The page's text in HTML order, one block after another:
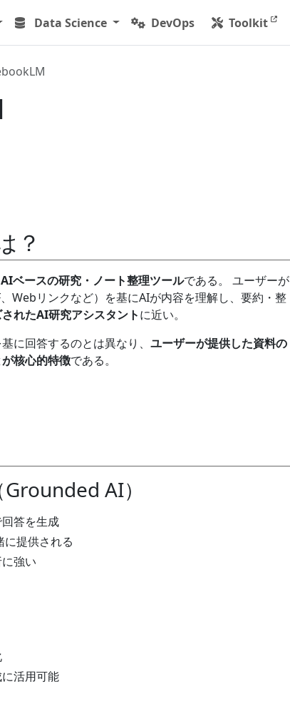
Data Science DevOps Toolkit
？
AIベースの研究・ノート整理ツールである。 ユーザーが
Webリンクなど）を基にAIが内容を理解し、要約・整
れたAI研究アシスタントに近い。
に回答するのとは異なり、 ユーザーが提供した資料の
核心的特徴である。
AI）
答を生成
提供される
強い
活用可能